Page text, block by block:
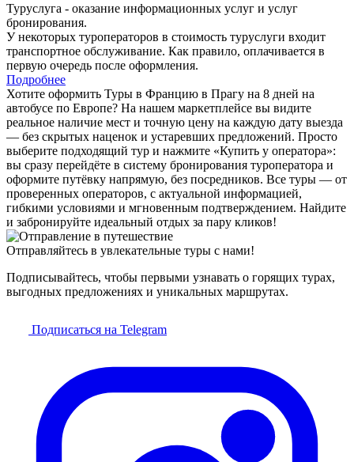
Туруслуга - оказание информационных услуг и услуг
бронирования.
У некоторых туроператоров в стоимость туруслуги входит
транспортное обслуживание. Как правило, оплачивается в
первую очередь после оформления.
Подробнее
Хотите оформить Туры в Францию в Прагу на 8 дней на
автобусе по Европе? На нашем маркетплейсе вы видите
реальное наличие мест и точную цену на каждую дату выезда
— без скрытых наценок и устаревших предложений. Просто
выберите подходящий тур и нажмите «Купить у оператора»:
вы сразу перейдёте в систему бронирования туроператора и
оформите путёвку напрямую, без посредников. Все туры — от
проверенных операторов, с актуальной информацией,
гибкими условиями и мгновенным подтверждением. Найдите
и забронируйте идеальный отдых за пару кликов!
Отправляйтесь в увлекательные туры с нами!
Подписывайтесь, чтобы первыми узнавать о горящих турах,
выгодных предложениях и уникальных маршрутах.
Подписаться на Telegram